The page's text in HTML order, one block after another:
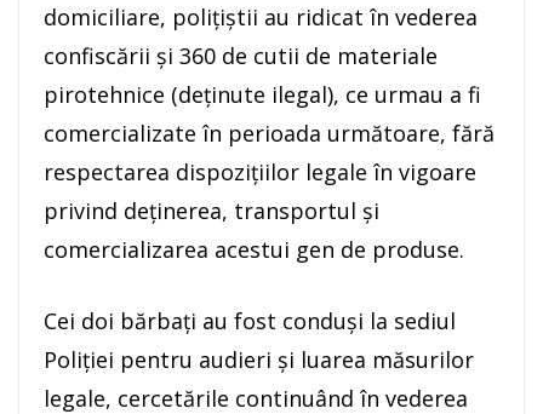
domiciliare, poliţiştii au ridicat în vederea
confiscării şi 360 de cutii de materiale
pirotehnice (deţinute ilegal), ce urmau a fi
comercializate în perioada următoare, fără
respectarea dispoziţiilor legale în vigoare
privind deţinerea, transportul şi
comercializarea acestui gen de produse.
Cei doi bărbaţi au fost conduşi la sediul
Poliţiei pentru audieri şi luarea măsurilor
legale, cercetările continuând în vederea